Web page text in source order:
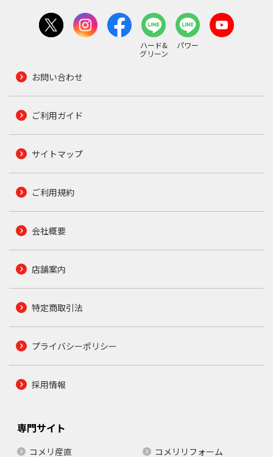
ハード&
グリーン
パワー
お問い合わせ
ご利用ガイド
サイトマップ
ご利用規約
会社概要
店舗案内
特定商取引法
プライバシーポリシー
採用情報
専門サイト
コメリ産直 コメリリフォーム